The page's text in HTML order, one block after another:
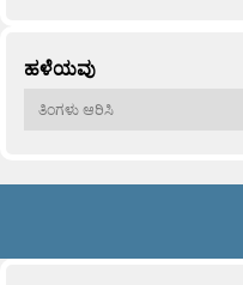
ಹಳೆಯವು
ಹಳೆಯವು